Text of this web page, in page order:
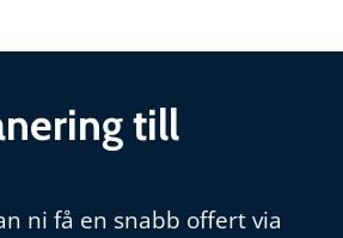
till
ni få en snabb offert via